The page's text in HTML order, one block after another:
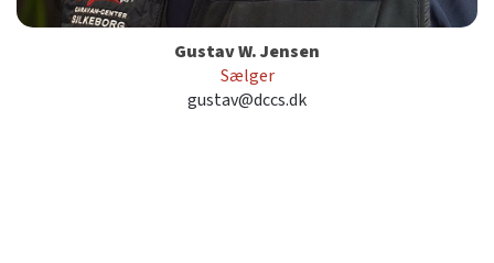
Gustav W. Jensen
Sælger
gustav@dccs.dk